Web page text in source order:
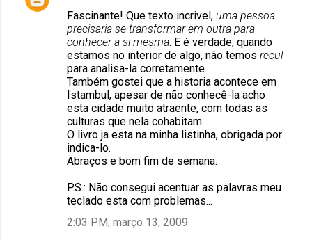
Fascinante! Que texto incrivel, uma pessoa
precisaria se transformar em outra para
conhecer a si mesma. E é verdade, quando
estamos no interior de algo, não temos recul
para analisa-la corretamente.
Também gostei que a historia acontece em
Istambul, apesar de não conhecê-la acho
esta cidade muito atraente, com todas as
culturas que nela cohabitam.
O livro ja esta na minha listinha, obrigada por
indica-lo.
Abraços e bom fim de semana.
P.S.: Não consegui acentuar as palavras meu
teclado esta com problemas...
2:03 PM, março 13, 2009